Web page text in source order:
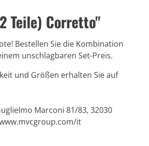
Teile) Corretto"
Bestellen Sie die Kombination
unschlagbaren Set-Preis.
und Größen erhalten Sie auf
Marconi 81/83, 32030
it